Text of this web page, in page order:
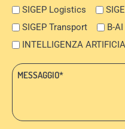
SIGEP Logistics
SIGEP Transport
B-
INTELLIGENZA
Messaggio: